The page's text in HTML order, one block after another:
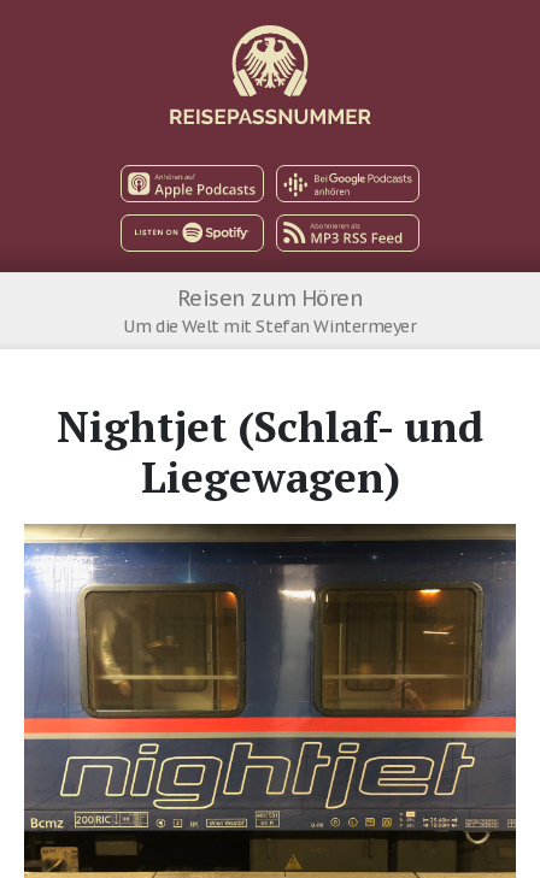
Apple Podcast
Spotify
Google
MP3 RSS Feed
Reisen zum Hören
Um die Welt mit Stefan Wintermeyer
Nightjet (Schlaf- und
Liegewagen)